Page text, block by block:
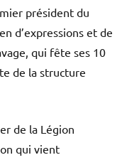
président du
d’expressions et de
qui fête ses 10
de la structure
de la Légion
qui vient